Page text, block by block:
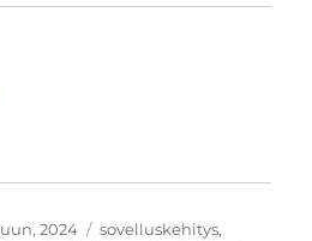
2024 Kategoriat
sovelluskehitys,